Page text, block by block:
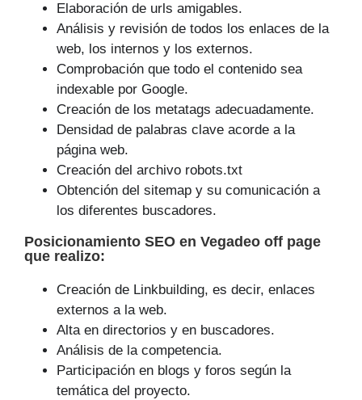
Elaboración de urls amigables.
Análisis y revisión de todos los enlaces de la
web, los internos y los externos.
Comprobación que todo el contenido sea
indexable por Google.
Creación de los metatags adecuadamente.
Densidad de palabras clave acorde a la
página web.
Creación del archivo robots.txt
Obtención del sitemap y su comunicación a
los diferentes buscadores.
Posicionamiento SEO en Vegadeo off page
que realizo:
Creación de Linkbuilding, es decir, enlaces
externos a la web.
Alta en directorios y en buscadores.
Análisis de la competencia.
Participación en blogs y foros según la
temática del proyecto.